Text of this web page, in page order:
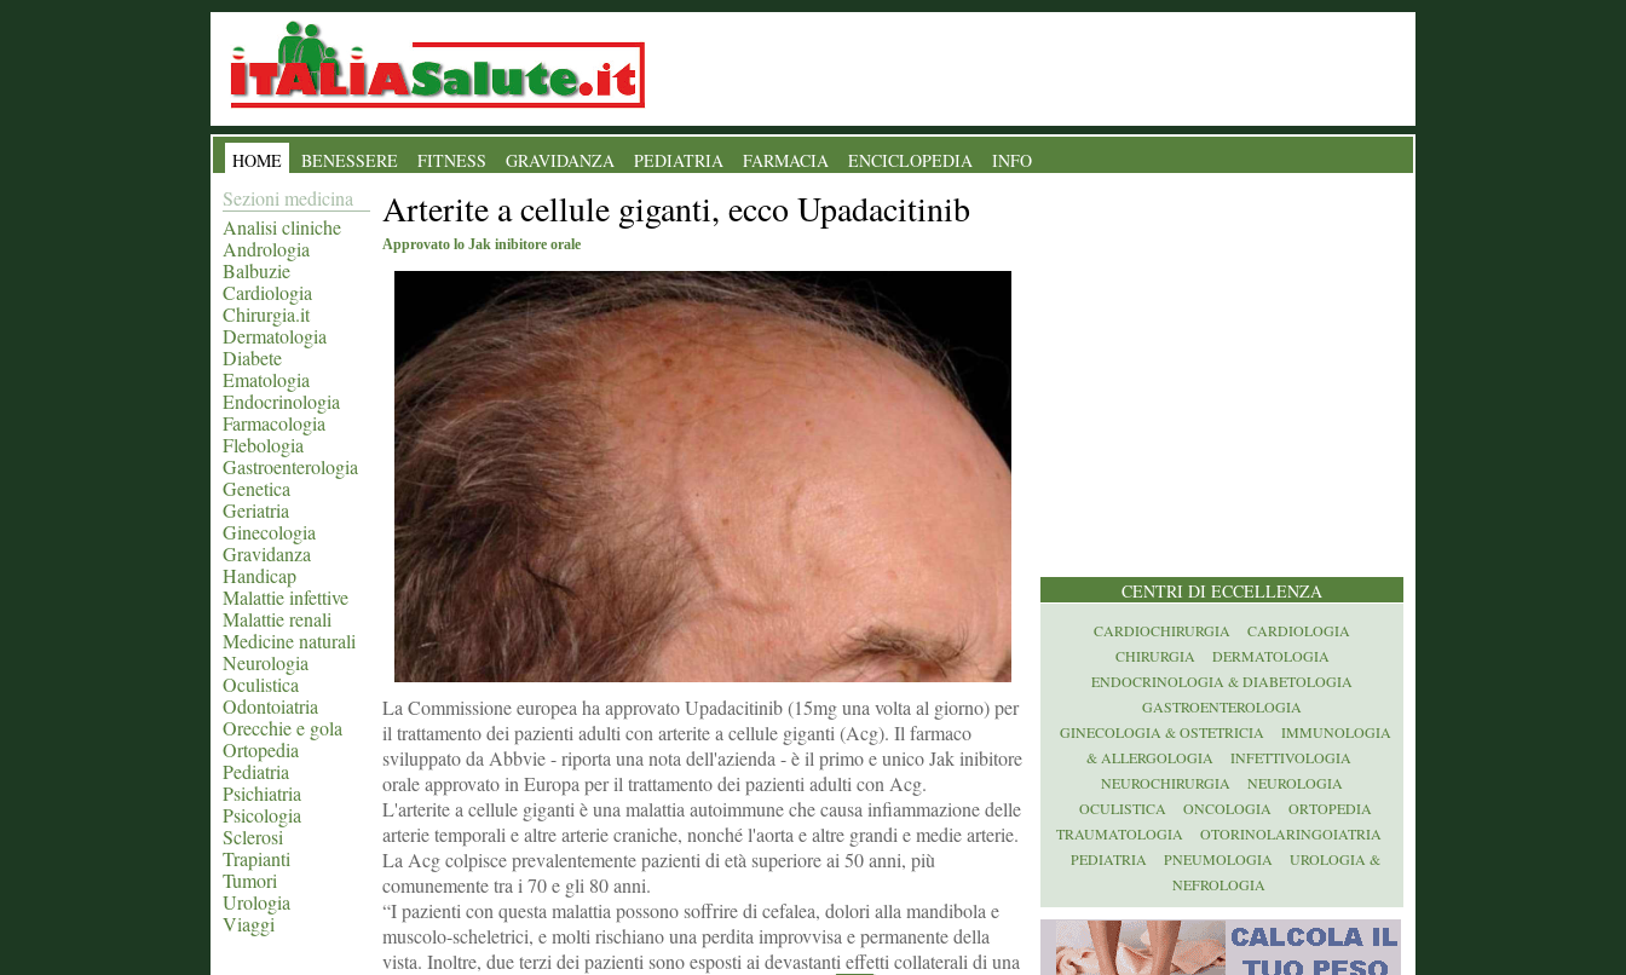
HOME BENESSERE FITNESS GRAVIDANZA PEDIATRIA FARMACIA ENCICLOPEDIA INFO
Sezioni medicina
Analisi cliniche
Andrologia
Balbuzie
Cardiologia
Chirurgia.it
Dermatologia
Diabete
Ematologia
Endocrinologia
Farmacologia
Flebologia
Gastroenterologia
Genetica
Geriatria
Ginecologia
Gravidanza
Handicap
Malattie infettive
Malattie renali
Medicine naturali
Neurologia
Oculistica
Odontoiatria
Orecchie e gola
Ortopedia
Pediatria
Psichiatria
Psicologia
Sclerosi
Trapianti
Tumori
Urologia
Viaggi
Arterite a cellule giganti, ecco Upadacitinib
Approvato lo Jak inibitore orale
La Commissione europea ha approvato Upadacitinib (15mg una volta al giorno) per
il trattamento dei pazienti adulti con arterite a cellule giganti (Acg). Il farmaco
sviluppato da Abbvie - riporta una nota dell'azienda - è il primo e unico Jak inibitore
orale approvato in Europa per il trattamento dei pazienti adulti con Acg.
L'arterite a cellule giganti è una malattia autoimmune che causa infiammazione delle
arterie temporali e altre arterie craniche, nonché l'aorta e altre grandi e medie arterie.
La Acg colpisce prevalentemente pazienti di età superiore ai 50 anni, più
comunemente tra i 70 e gli 80 anni.
“I pazienti con questa malattia possono soffrire di cefalea, dolori alla mandibola e
muscolo-scheletrici, e molti rischiano una perdita improvvisa e permanente della
vista. Inoltre, due terzi dei pazienti sono esposti ai devastanti effetti collaterali di una
CENTRI DI ECCELLENZA
CARDIOCHIRURGIA
CARDIOLOGIA
CHIRURGIA
DERMATOLOGIA
ENDOCRINOLOGIA & DIABETOLOGIA
GASTROENTEROLOGIA
GINECOLOGIA & OSTETRICIA
IMMUNOLOGIA
& ALLERGOLOGIA
INFETTIVOLOGIA
NEUROCHIRURGIA
NEUROLOGIA
OCULISTICA
ONCOLOGIA
ORTOPEDIA
TRAUMATOLOGIA
OTORINOLARINGOIATRIA
PEDIATRIA
PNEUMOLOGIA
UROLOGIA &
NEFROLOGIA